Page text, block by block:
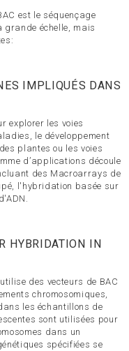
est le séquençage
échelle, mais
IMPLIQUÉS DANS
explorer les voies
le développement
plantes ou les voies
d’applications découle
des Macroarrays de
l'hybridation basée sur
HYBRIDATION IN
des vecteurs de BAC
chromosomiques,
les échantillons de
sont utilisées pour
dans un
spécifiées se